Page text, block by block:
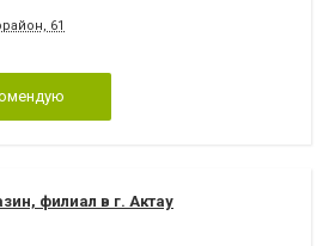
61
филиал в г. Актау